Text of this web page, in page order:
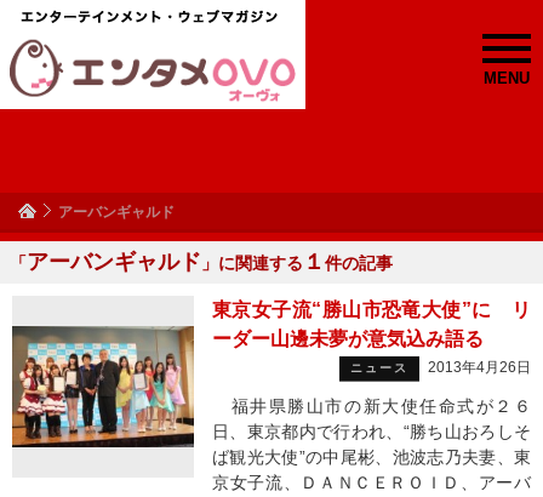
MENU
アーバンギャルド
「アーバンギャルド 」に関連する １ 件の記事
東京女子流“勝山市恐竜大使”に リ
ーダー山邊未夢が意気込み語る
ニュース 2013年4月26日
福井県勝山市の新大使任命式が２６
日、東京都内で行われ、“勝ち山おろしそ
ば観光大使”の中尾彬、池波志乃夫妻、東
京女子流、ＤＡＮＣＥＲＯＩＤ、アーバ